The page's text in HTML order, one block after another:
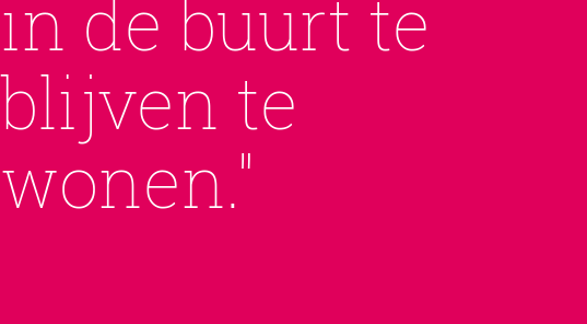
in de buurt te
blijven te
wonen."